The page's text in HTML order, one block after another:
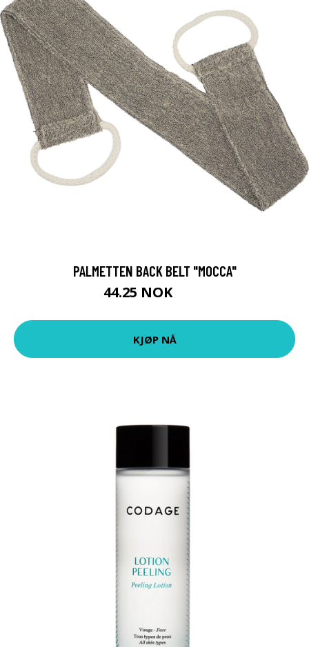
PALMETTEN BACK BELT "MOCCA"
44.25 NOK
KJØP NÅ